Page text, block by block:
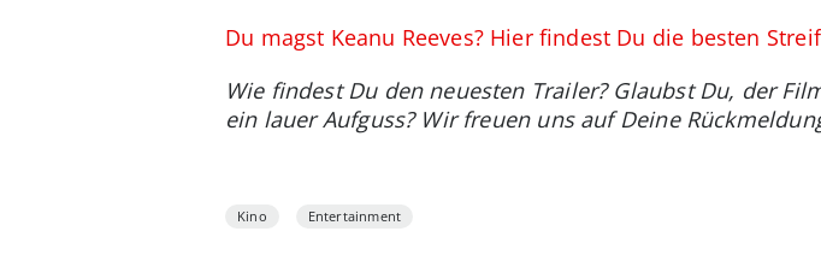
Du magst Keanu Reeves? Hier findest Du die besten
Wie findest Du den neuesten Trailer? Glaubst Du, der
ein lauer Aufguss? Wir freuen uns auf Deine
Kino Entertainment